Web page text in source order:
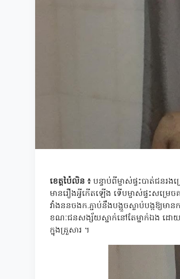
ខេត្តប៉ៃលិន ៖បន្ទាប់ពីម្ចាស់ផ្ទះបាត់ជ
មានរឿងអ្វីកើតឡើង ទើបម្ចាស់ផ្ទះសម្
វាំងននចងក.ភ្ជាប់នឹងបង្អួចស្លាប់បង្កឱ្យម
ខណៈជនសង្ស័យស្នាក់នៅតែម្នាក់ឯង ដោ
ក្នុងគ្រួសារ ។